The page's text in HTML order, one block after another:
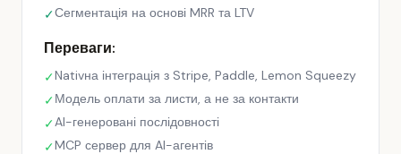
✓Сегментація на основі MRR та LTV
Переваги:
✓Nativна інтеграція з Stripe, Paddle, Lemon Squeezy
✓Модель оплати за листи, а не за контакти
✓AI-генеровані послідовності
✓MCP сервер для AI-агентів